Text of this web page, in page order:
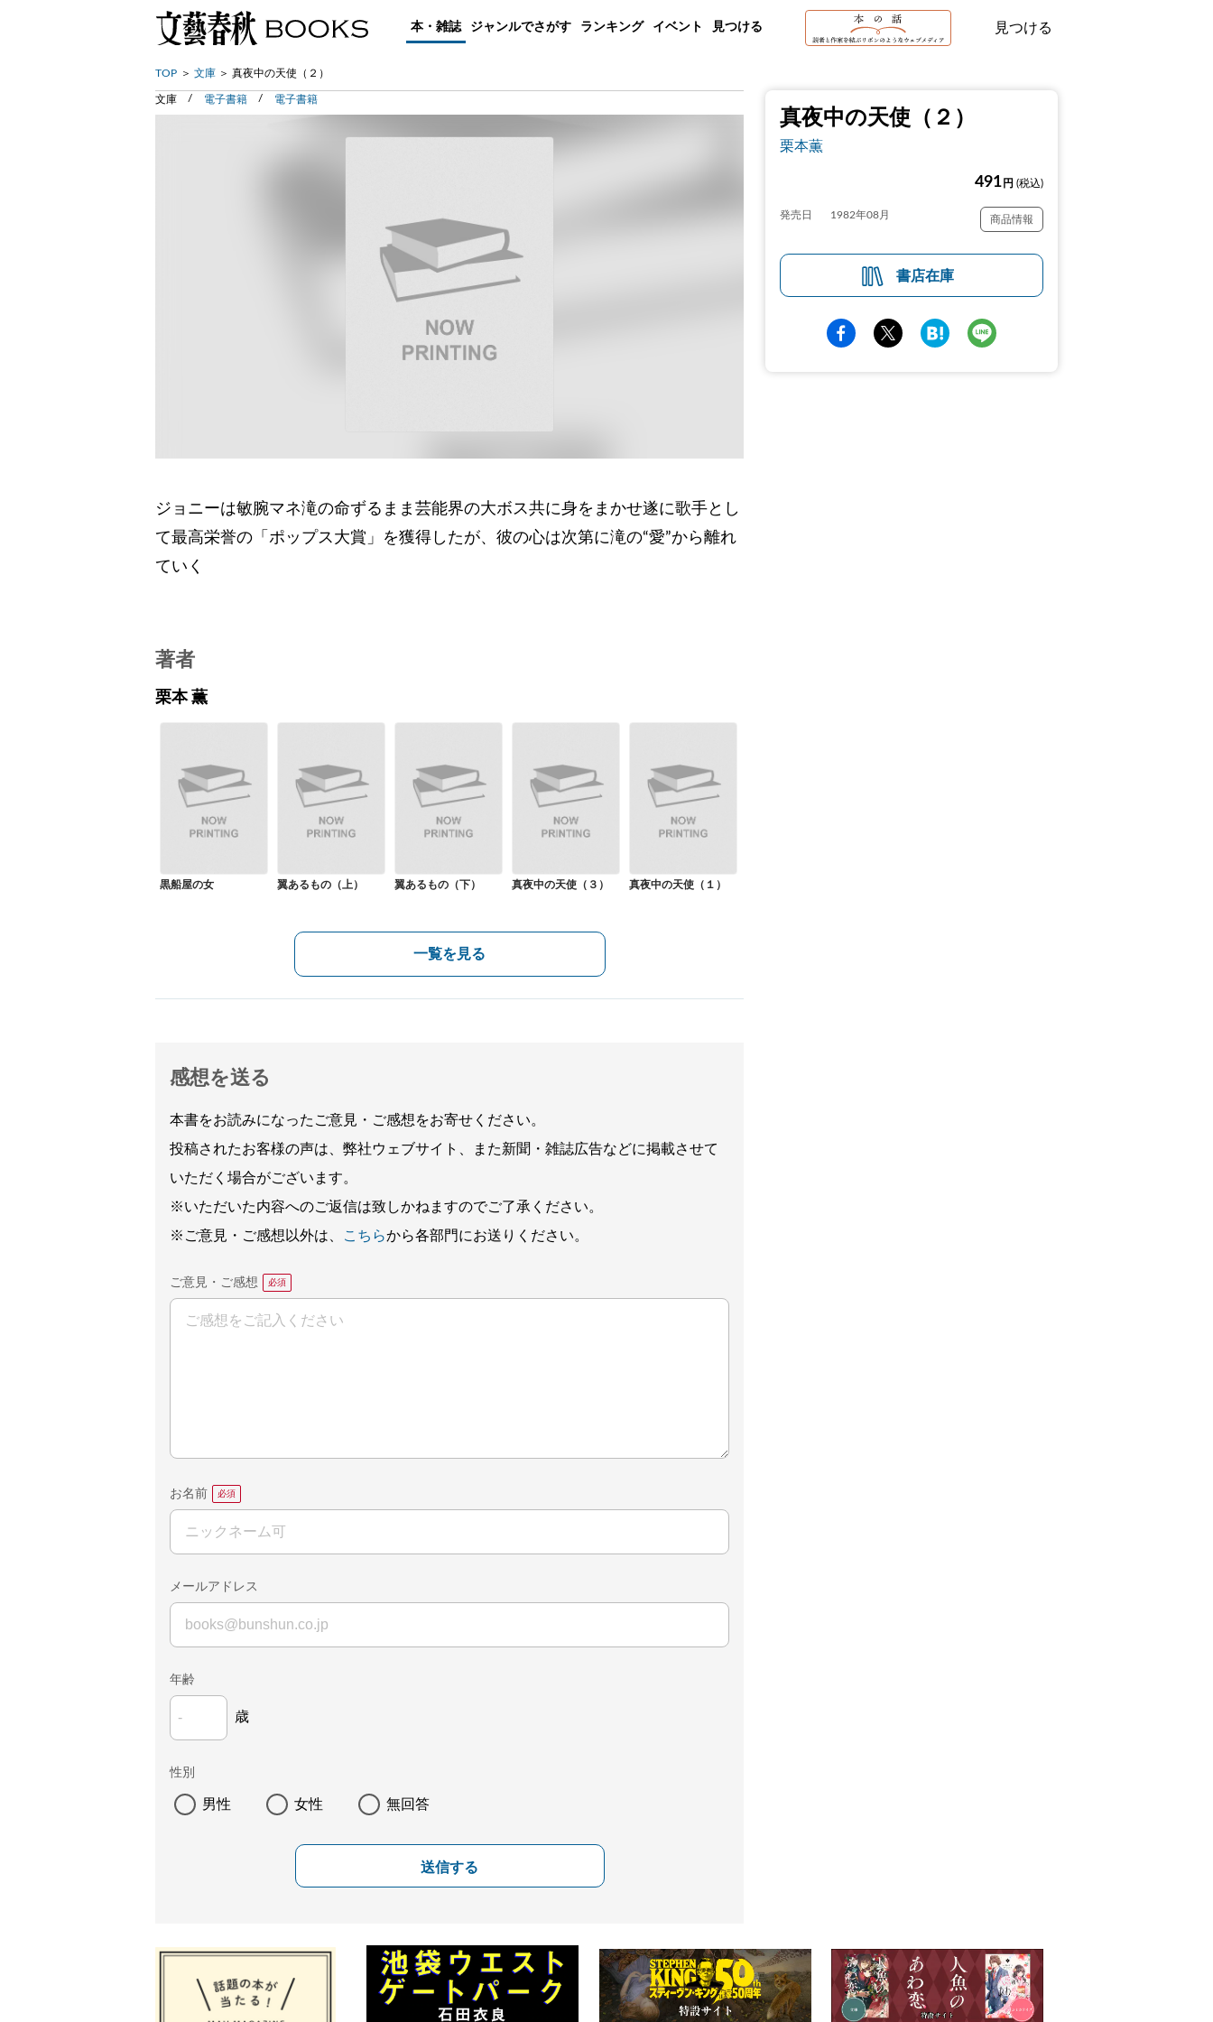
本・雑誌 ジャンルでさがす ランキング イベント 見つける 見つける
TOP 文庫 真夜中の天使（２）
真夜中の天使（２）
栗本薫
491 円 (税込)
発売日 1982年08月 商品情報
書店在庫
文庫 電子書籍 電子書籍
ジョニーは敏腕マネ滝の命ずるまま芸能界の大ボス共に身をまかせ遂に歌手とし
て最高栄誉の「ポップス大賞」を獲得したが、彼の心は次第に滝の“愛”から離れ
ていく
著者
栗本 薫
黒船屋の女 翼あるもの（上） 翼あるもの（下） 真夜中の天使（３） 真夜中の天使（１）
一覧を見る
感想を送る
本書をお読みになったご意見・ご感想をお寄せください。
投稿されたお客様の声は、弊社ウェブサイト、また新聞・雑誌広告などに掲載させて
いただく場合がございます。
※いただいた内容へのご返信は致しかねますのでご了承ください。
※ご意見・ご感想以外は、
こちらから各部門にお送りください。
ご意見・ご感想
お名前
メールアドレス
年齢
歳
性別
男性 女性 無回答
送信する